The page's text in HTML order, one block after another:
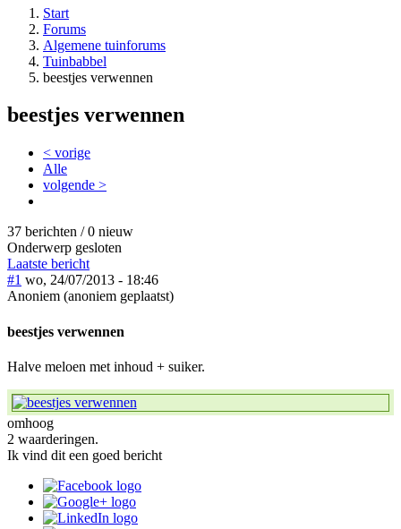
Start
Forums
Algemene tuinforums
Tuinbabbel
beestjes verwennen
beestjes verwennen
< vorige
Alle
volgende >
37 berichten / 0 nieuw
Onderwerp gesloten
Laatste bericht
#1 wo, 24/07/2013 - 18:46
Anoniem (anoniem geplaatst)
beestjes verwennen
Halve meloen met inhoud + suiker.
omhoog
2 waarderingen.
Ik vind dit een goed bericht